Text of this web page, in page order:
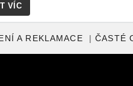
VÍC
A REKLAMACE ČASTÉ